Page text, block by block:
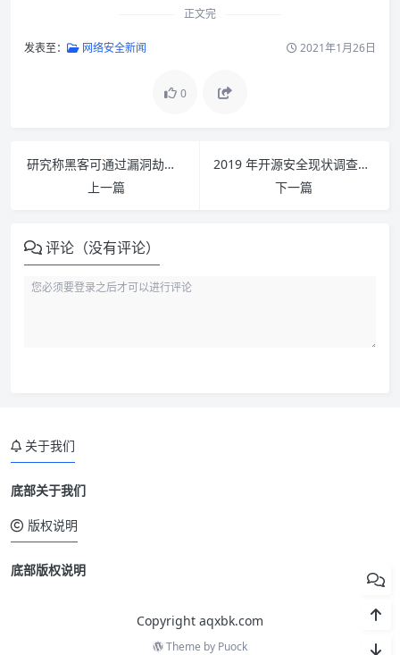
正文完
发表至： 网络安全新闻 2021年1月26日
0
研究称黑客可通过漏洞劫持裸金属服务器 IBM 将修复
上一篇
2019 年开源安全现状调查报告发布
下一篇
评论（没有评论）
关于我们
底部关于我们
版权说明
底部版权说明
Copyright aqxbk.com
Theme by Puock